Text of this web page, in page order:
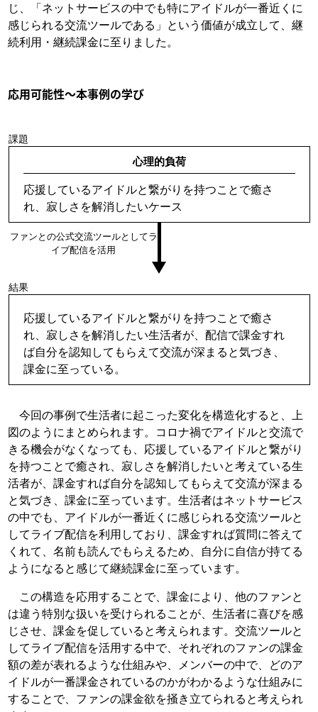
じ、「ネットサービスの中でも特にアイドルが一番近くに
感じられる交流ツールである」という価値が成立して、継
続利用・継続課金に至りました。
応用可能性～本事例の学び
課題
心理的負荷
応援しているアイドルと繋がりを持つことで癒さ
れ、寂しさを解消したいケース
ファンとの公式交流ツールとしてラ
イブ配信を活用
結果
応援しているアイドルと繋がりを持つことで癒さ
れ、寂しさを解消したい生活者が、配信で課金すれ
ば自分を認知してもらえて交流が深まると気づき、
課金に至っている。
今回の事例で生活者に起こった変化を構造化すると、上
図のようにまとめられます。コロナ禍でアイドルと交流で
きる機会がなくなっても、応援しているアイドルと繋がり
を持つことで癒され、寂しさを解消したいと考えている生
活者が、課金すれば自分を認知してもらえて交流が深まる
と気づき、課金に至っています。生活者はネットサービス
の中でも、アイドルが一番近くに感じられる交流ツールと
してライブ配信を利用しており、課金すれば質問に答えて
くれて、名前も読んでもらえるため、自分に自信が持てる
ようになると感じて継続課金に至っています。
この構造を応用することで、課金により、他のファンと
は違う特別な扱いを受けられることが、生活者に喜びを感
じさせ、課金を促していると考えられます。交流ツールと
してライブ配信を活用する中で、それぞれのファンの課金
額の差が表れるような仕組みや、メンバーの中で、どのア
イドルが一番課金されているのかがわかるような仕組みに
することで、ファンの課金欲を掻き立てられると考えられ